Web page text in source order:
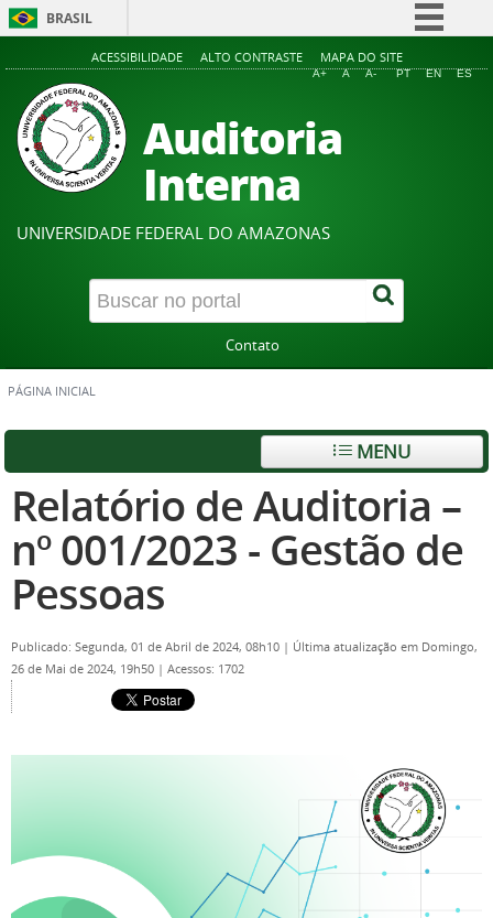
BRASIL
Simplifique!
Acesso à informação
Canais
ACESSIBILIDADE ALTO CONTRASTE MAPA DO SITE
A+ A A- PT EN ES
Auditoria
Interna
UNIVERSIDADE FEDERAL DO AMAZONAS
Contato
PÁGINA INICIAL
MENU
Relatório de Auditoria –
nº 001/2023 - Gestão de
Pessoas
Publicado: Segunda, 01 de Abril de 2024, 08h10 | Última atualização em Domingo,
26 de Mai de 2024, 19h50 | Acessos: 1702